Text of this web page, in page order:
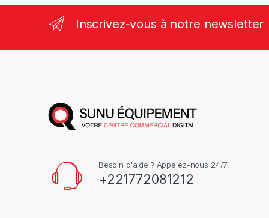
Inscrivez-vous à notre newsletter
Besoin d'aide ? Appelez-nous 24/7!
+221772081212